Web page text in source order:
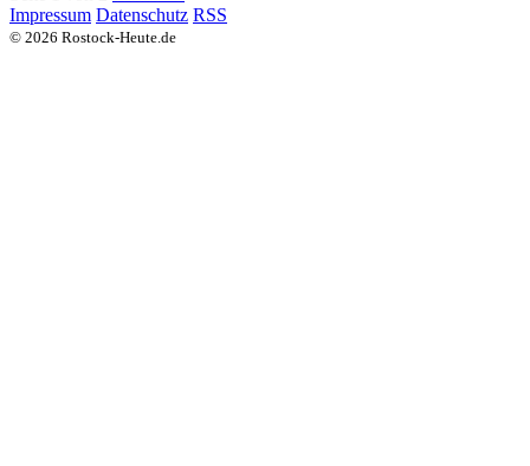
Impressum Datenschutz RSS
© 2026 Rostock-Heute.de